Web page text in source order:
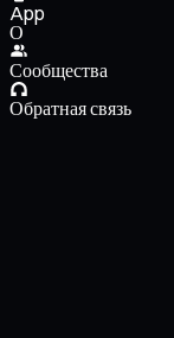
App
О
Сообщества
Обратная связь